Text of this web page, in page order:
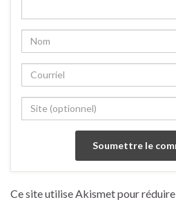
Ce site utilise Akismet pour